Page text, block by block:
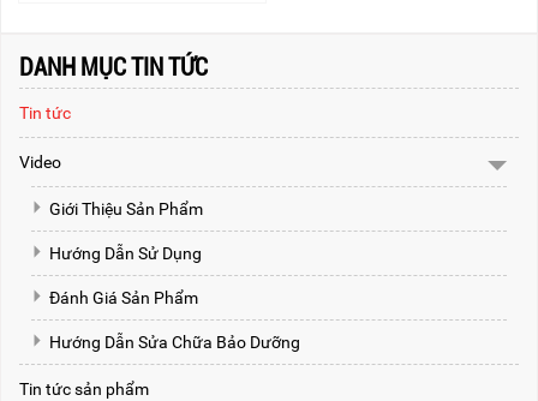
DANH MỤC TIN TỨC
Tin tức
Video
Giới Thiệu Sản Phẩm
Hướng Dẫn Sử Dụng
Đánh Giá Sản Phẩm
Hướng Dẫn Sửa Chữa Bảo Dưỡng
Tin tức sản phẩm